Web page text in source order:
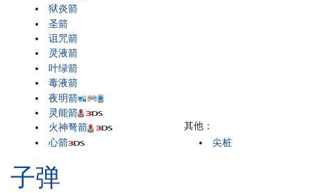
狱炎箭
圣箭
诅咒箭
灵液箭
叶绿箭
毒液箭
夜明箭
灵能箭
火神弩箭
心箭
其他：
尖桩
子弹